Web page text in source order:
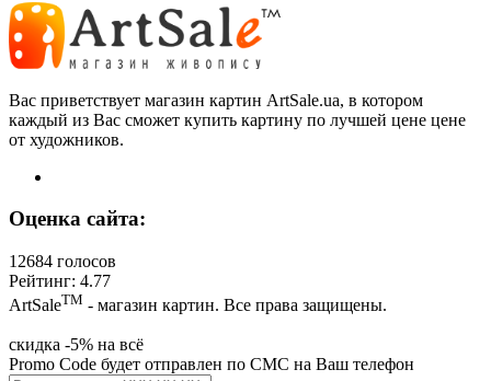
Вас приветствует магазин картин ArtSale.ua, в котором
каждый из Вас сможет купить картину по лучшей цене цене
от художников.
Оценка сайта:
12684 голосов
Рейтинг: 4.77
ArtSaleТМ - магазин картин. Все права защищены.
скидка -5% на всё
Promo Code будет отправлен по СМС на Ваш телефон